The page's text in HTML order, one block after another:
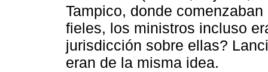
Tampico, donde
fieles, los ministros incluso
jurisdicción sobre ellas?
eran de la misma idea.